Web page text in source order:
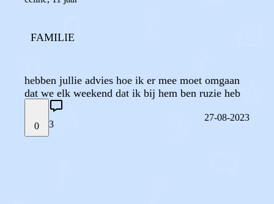
FAMILIE
hebben jullie advies hoe ik er mee moet omgaan
dat we elk weekend dat ik bij hem ben ruzie heb
0 3
27-08-2023